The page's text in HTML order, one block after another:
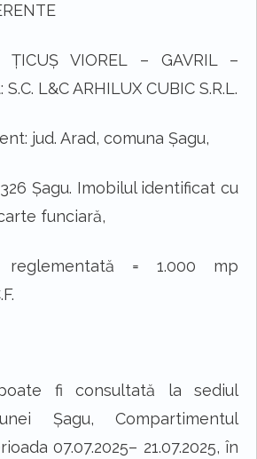
ȚICUȘ VIOREL – GAVRIL–
L&C ARHILUX CUBIC S.R.L.
jud. Arad, comuna Șagu,
Șagu. Imobilul identificat cu
funciară,
reglementată = 1.000 mp
fi consultată la sediul
Șagu, Compartimentul
07.07.2025– 21.07.2025, în